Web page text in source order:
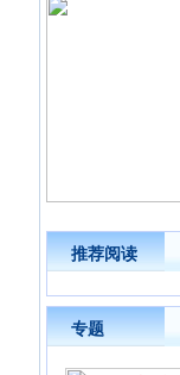
推荐阅读
专题